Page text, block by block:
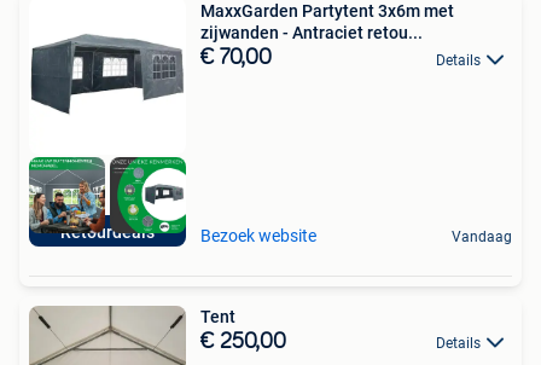
Retourdeals
MaxxGarden Partytent 3x6m met
zijwanden - Antraciet retou...
€ 70,00 Details
Bezoek website Vandaag
Tent
€ 250,00 Details